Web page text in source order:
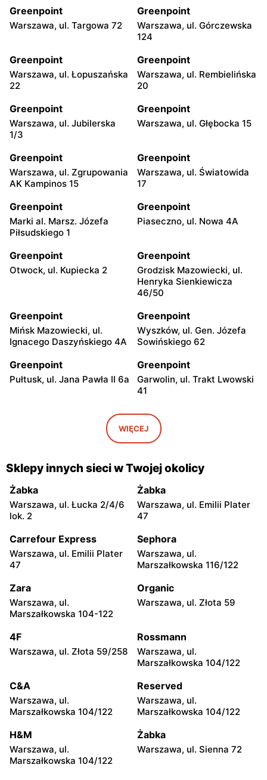
Greenpoint
Warszawa, ul. Targowa 72
Greenpoint
Warszawa, ul. Górczewska
124
Greenpoint
Warszawa, ul. Łopuszańska
22
Greenpoint
Warszawa, ul. Rembielińska
20
Greenpoint
Warszawa, ul. Jubilerska
1/3
Greenpoint
Warszawa, ul. Głębocka 15
Greenpoint
Warszawa, ul. Zgrupowania
AK Kampinos 15
Greenpoint
Warszawa, ul. Światowida
17
Greenpoint
Marki al. Marsz. Józefa
Piłsudskiego 1
Greenpoint
Piaseczno, ul. Nowa 4A
Greenpoint
Otwock, ul. Kupiecka 2
Greenpoint
Grodzisk Mazowiecki, ul.
Henryka Sienkiewicza
46/50
Greenpoint
Mińsk Mazowiecki, ul.
Ignacego Daszyńskiego 4A
Greenpoint
Wyszków, ul. Gen. Józefa
Sowińskiego 62
Greenpoint
Pułtusk, ul. Jana Pawła II 6a
Greenpoint
Garwolin, ul. Trakt Lwowski
41
Płońsk, ul. Grunwaldzka 11
Greenpoint
Skierniewice, ul.
Jagiellońska 8/16
Greenpoint
Rawa Mazowiecka al.
Konstytucji 3 Maja 2
Greenpoint
Łowicz, ul. Władysława
Broniewskiego 5-11
Greenpoint
5
Greenpoint
Chłopskich 18
Greenpoint
Piłsudskiego 74
Greenpoint
22
Greenpoint Greenpoint
Greenpoint Greenpoint
Ostrołęka, ul. Gen. Augusta
Greenpoint
Mława, ul. Stary Rynek 15b
Greenpoint
Gostynin, ul. Kościelna 1a
Greenpoint
Opoczno, ul. Mikołaja
Kopernika 1B
Greenpoint
Puławy, ul. Lubelska 2
WIĘCEJ
Sklepy innych sieci w Twojej okolicy
Żabka
Warszawa, ul. Łucka 2/4/6
lok. 2
Żabka
Warszawa, ul. Emilii Plater
47
Carrefour Express
Warszawa, ul. Emilii Plater
47
Sephora
Warszawa, ul.
Marszałkowska 116/122
Zara
Warszawa, ul.
Marszałkowska 104-122
Organic
Warszawa, ul. Złota 59
4F
Warszawa, ul. Złota 59/258
Rossmann
Warszawa, ul.
Marszałkowska 104/122
C&A
Warszawa, ul.
Marszałkowska 104/122
Reserved
Warszawa, ul.
Marszałkowska 104/122
H&M
Warszawa, ul.
Marszałkowska 104/122
Żabka
Warszawa, ul. Sienna 72